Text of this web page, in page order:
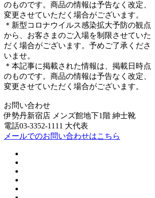
のものです。商品の情報は予告なく改定、
変更させていただく場合がございます。
＊新型コロナウイルス感染拡大予防の観点
から、お客さまのご入場を制限させていた
だく場合がございます。予めご了承くださ
いませ。
＊本記事に掲載された情報は、掲載日時点
のものです。商品の情報は予告なく改定、
変更させていただく場合がございます。
お問い合わせ
伊勢丹新宿店 メンズ館地下1階 紳士靴
電話03-3352-1111 大代表
メールでのお問い合わせはこちら